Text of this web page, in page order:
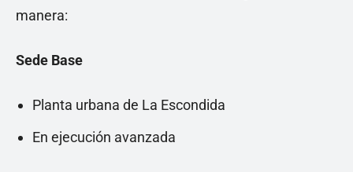
manera:
Sede Base
Planta urbana de La Escondida
En ejecución avanzada